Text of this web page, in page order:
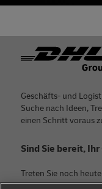
Footer
Geschäfts- und
Suche nach Ideen,
einen Schritt voraus
Sind Sie bereit,
Treten Sie noch